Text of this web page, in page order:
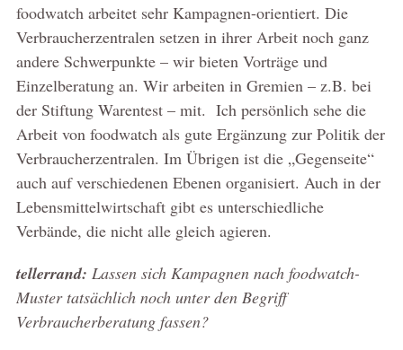
foodwatch arbeitet sehr Kampagnen-orientiert. Die
Verbraucherzentralen setzen in ihrer Arbeit noch ganz
andere Schwerpunkte – wir bieten Vorträge und
Einzelberatung an. Wir arbeiten in Gremien – z.B. bei
der Stiftung Warentest – mit. Ich persönlich sehe die
Arbeit von foodwatch als gute Ergänzung zur Politik der
Verbraucherzentralen. Im Übrigen ist die „Gegenseite“
auch auf verschiedenen Ebenen organisiert. Auch in der
Lebensmittelwirtschaft gibt es unterschiedliche
Verbände, die nicht alle gleich agieren.
tellerrand: Lassen sich Kampagnen nach foodwatch-
Muster tatsächlich noch unter den Begriff
Verbraucherberatung fassen?